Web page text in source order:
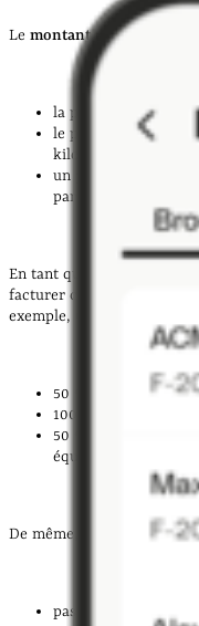
Le montant d’une course
la prise en charge
le prix au kilomètre
kilomètre) ;
un prix de l’heure en
par heure).
En tant que chauffeur de
facturer certains
exemple, une
50 % en cas de
100 % pour une
50 % en cas de route
équipements
De même, des suppléments
passagers